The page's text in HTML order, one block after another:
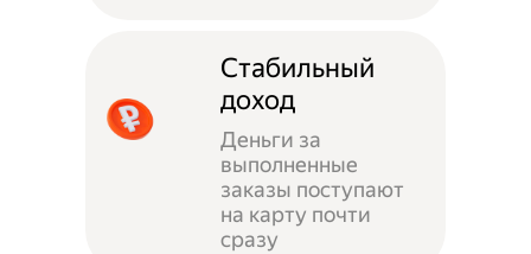
Стабильный
доход
Деньги за
выполненные
заказы поступают
на карту почти
сразу